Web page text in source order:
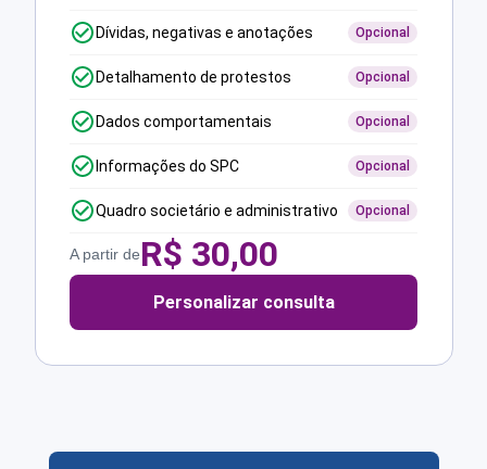
Dívidas, negativas e anotações Opcional
Detalhamento de protestos Opcional
Dados comportamentais Opcional
Informações do SPC Opcional
Quadro societário e administrativo Opcional
A partir deR$ 30,00
Personalizar consulta